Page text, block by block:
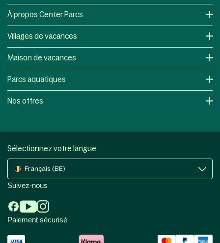
À propos Center Parcs
Villages de vacances
Maison de vacances
Parcs aquatiques
Nos offres
Sélectionnez votre langue
Français (BE)
Suivez-nous
Paiement sécurisé